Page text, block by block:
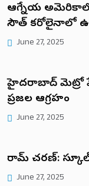
ఆగ్నేయ అమెరికాలో
సౌత్ కరోలైనాలో
June 27, 2025
హైదరాబాద్ మెట్రో
ప్రజల ఆగ్రహం
June 27, 2025
రామ్ చరణ్:
June 27, 2025